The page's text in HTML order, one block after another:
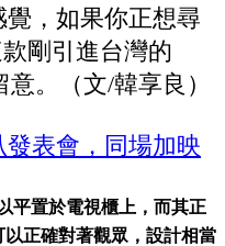
，如果你正想尋
剛引進台灣的
。（文/韓享良）
平置於電視櫃上，而其正
正確對著觀眾，設計相當